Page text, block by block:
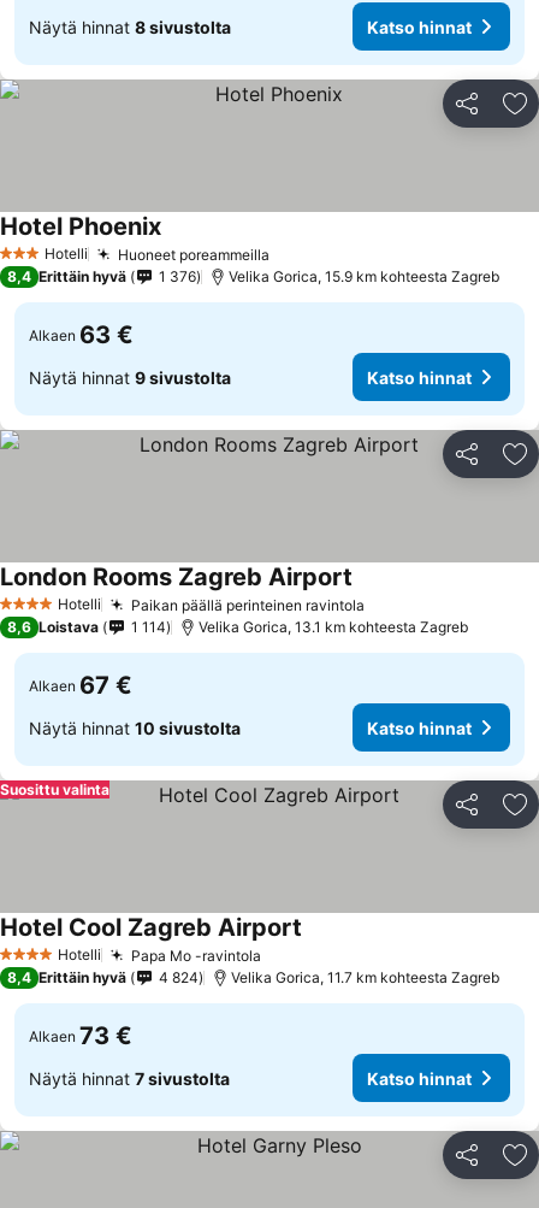
Näytä hinnat 8 sivustolta Katso hinnat
Jaa
3 Tähtiluokitus
Hotelli Huoneet poreammeilla
Hotel PhoenixKatso hinnat
8,4 Erittäin hyvä 1 376 Velika Gorica, 15.9 km kohteesta Zagreb
Alkaen 63 €
Näytä hinnat 9 sivustolta Katso hinnat
Jaa
4 Tähtiluokitus
Hotelli Paikan päällä perinteinen ravintola
London Rooms Zagreb Airport
8,6 Loistava 1 114 Velika Gorica, 13.1 km kohteesta Zagreb
Alkaen 67 €
Näytä hinnat 10 sivustolta Katso hinnat
Jaa
Suosittu valinta
4 Tähtiluokitus
Hotelli Papa Mo -ravintola
Hotel Cool Zagreb Airport
8,4 Erittäin hyvä 4 824 Velika Gorica, 11.7 km kohteesta Zagreb
Alkaen 73 €
Näytä hinnat 7 sivustolta Katso hinnat
Jaa